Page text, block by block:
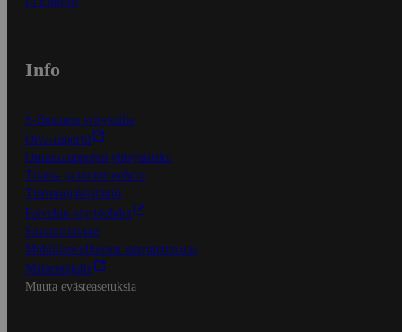
Info
S-Business yrityksille
Oiva-raportit
Osuuskauppojen yhteystiedot
Tilaus- ja toimitusehdot
Tietosuojakäytäntö
Palvelun käyttöehdot
Saavutettavuus
Mobiilisovelluksen saavutettavuus
Mainostajalle
Muuta evästeasetuksia